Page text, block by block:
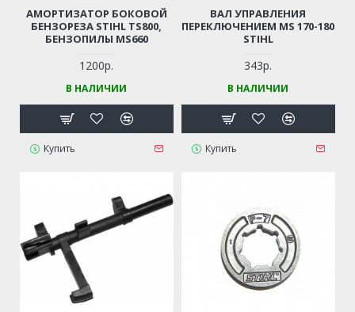
АМОРТИЗАТОР БОКОВОЙ
БЕНЗОРЕЗА STIHL TS800,
БЕНЗОПИЛЫ MS660
1200р.
В НАЛИЧИИ
Купить
ВАЛ УПРАВЛЕНИЯ
ПЕРЕКЛЮЧЕНИЕМ MS 170-180
STIHL
343р.
В НАЛИЧИИ
Купить